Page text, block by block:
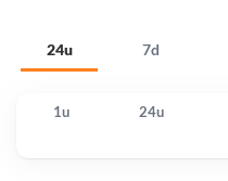
24u 7d
1u 24u